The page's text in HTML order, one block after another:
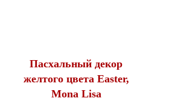
Пасхальный декор
желтого цвета Easter,
Mona Lisa